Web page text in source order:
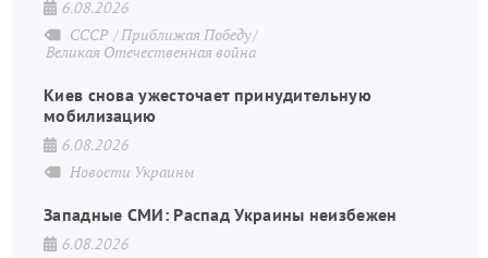
6.08.2026
СССР
Приближая Победу
Великая Отечественная война
Киев снова ужесточает принудительную
мобилизацию
6.08.2026
Новости Украины
Западные СМИ: Распад Украины неизбежен
6.08.2026